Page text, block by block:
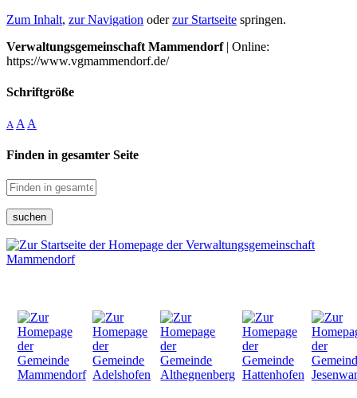
Zum Inhalt, zur Navigation oderzur Startseite springen.
Verwaltungsgemeinschaft Mammendorf| Online:
https://www.vgmammendorf.de/
Schriftgröße
A A A
Finden in gesamter Seite
suchen